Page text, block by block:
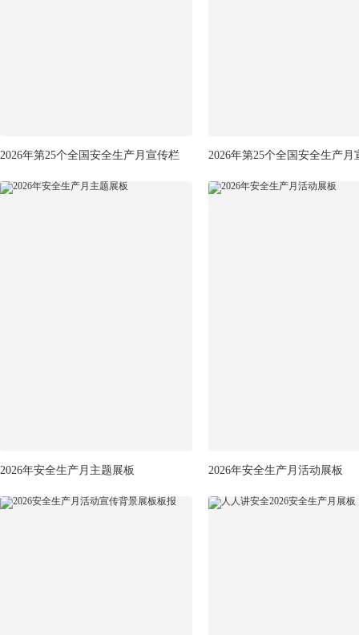
2026年第25个全国安全生产月宣传栏 2026年第25个全国安全生产月
2026年安全生产月主题展板 2026年安全生产月活动展板